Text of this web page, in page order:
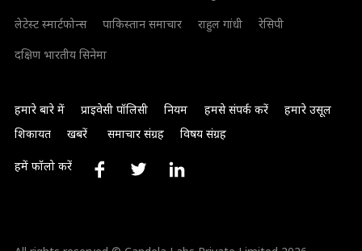
लेटेस्ट स्मार्टफोन्स
पाकिस्तान समाचार राहुल गांधी
रेसिपी
दक्षिण भारतीय सिनेमा
हमारे बारे में प्राइवेसी पॉलिसी नियम हमसे संपर्क करें
हमारे उसूल
शिकायत
खबरें समाचार संग्रह विषय संग्रह
हमें फॉलो करें